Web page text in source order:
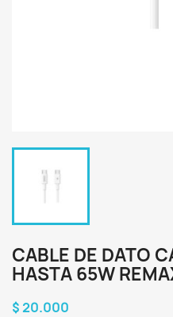
CABLE DE DATO
HASTA 65W
$ 20.000